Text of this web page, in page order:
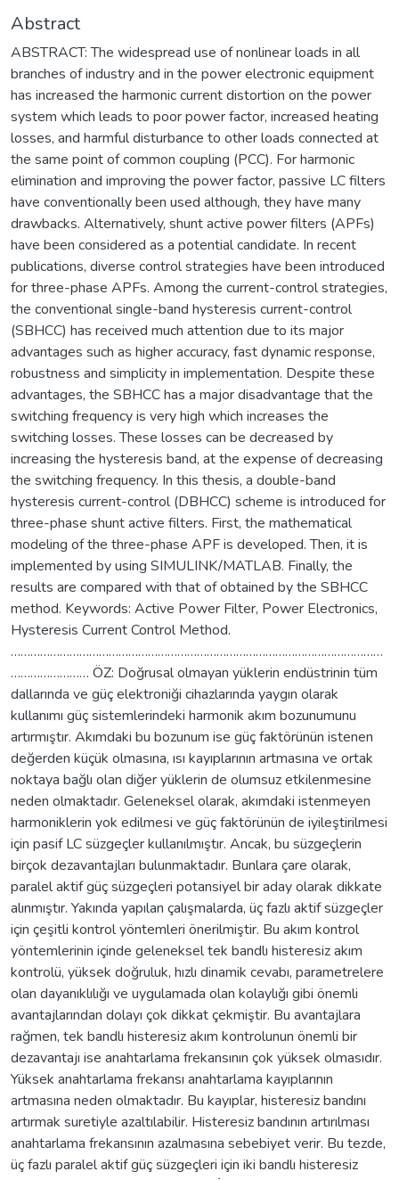
Abstract
ABSTRACT: The widespread use of nonlinear loads in all
branches of industry and in the power electronic equipment
has increased the harmonic current distortion on the power
system which leads to poor power factor, increased heating
losses, and harmful disturbance to other loads connected at
the same point of common coupling (PCC). For harmonic
elimination and improving the power factor, passive LC filters
have conventionally been used although, they have many
drawbacks. Alternatively, shunt active power filters (APFs)
have been considered as a potential candidate. In recent
publications, diverse control strategies have been introduced
for three-phase APFs. Among the current-control strategies,
the conventional single-band hysteresis current-control
(SBHCC) has received much attention due to its major
advantages such as higher accuracy, fast dynamic response,
robustness and simplicity in implementation. Despite these
advantages, the SBHCC has a major disadvantage that the
switching frequency is very high which increases the
switching losses. These losses can be decreased by
increasing the hysteresis band, at the expense of decreasing
the switching frequency. In this thesis, a double-band
hysteresis current-control (DBHCC) scheme is introduced for
three-phase shunt active filters. First, the mathematical
modeling of the three-phase APF is developed. Then, it is
implemented by using SIMULINK/MATLAB. Finally, the
results are compared with that of obtained by the SBHCC
method. Keywords: Active Power Filter, Power Electronics,
Hysteresis Current Control Method.
……………………………………………………………………………………………………
…………………… ÖZ: Doğrusal olmayan yüklerin endüstrinin tüm
dallarında ve güç elektroniği cihazlarında yaygın olarak
kullanımı güç sistemlerindeki harmonik akım bozunumunu
artırmıştır. Akımdaki bu bozunum ise güç faktörünün istenen
değerden küçük olmasına, ısı kayıplarının artmasına ve ortak
noktaya bağlı olan diğer yüklerin de olumsuz etkilenmesine
neden olmaktadır. Geleneksel olarak, akımdaki istenmeyen
harmoniklerin yok edilmesi ve güç faktörünün de iyileştirilmesi
için pasif LC süzgeçler kullanılmıştır. Ancak, bu süzgeçlerin
birçok dezavantajları bulunmaktadır. Bunlara çare olarak,
paralel aktif güç süzgeçleri potansiyel bir aday olarak dikkate
alınmıştır. Yakında yapılan çalışmalarda, üç fazlı aktif süzgeçler
için çeşitli kontrol yöntemleri önerilmiştir. Bu akım kontrol
yöntemlerinin içinde geleneksel tek bandlı histeresiz akım
kontrolü, yüksek doğruluk, hızlı dinamik cevabı, parametrelere
olan dayanıklılığı ve uygulamada olan kolaylığı gibi önemli
avantajlarından dolayı çok dikkat çekmiştir. Bu avantajlara
rağmen, tek bandlı histeresiz akım kontrolunun önemli bir
dezavantajı ise anahtarlama frekansının çok yüksek olmasıdır.
Yüksek anahtarlama frekansı anahtarlama kayıplarının
artmasına neden olmaktadır. Bu kayıplar, histeresiz bandını
artırmak suretiyle azaltılabilir. Histeresiz bandının artırılması
anahtarlama frekansının azalmasına sebebiyet verir. Bu tezde,
üç fazlı paralel aktif güç süzgeçleri için iki bandlı histeresiz